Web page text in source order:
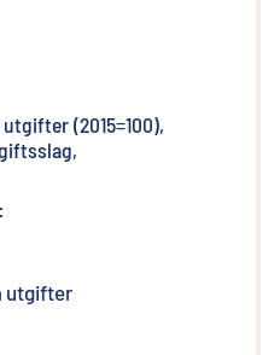
(2015=100),
länk
:
utgifter